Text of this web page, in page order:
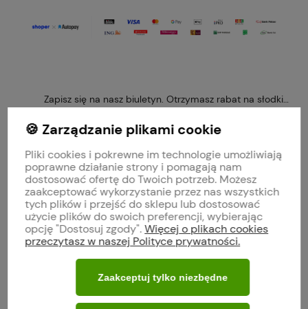
Zapisz się na nasz biuletyn. Otrzymasz rabat na słodkie
polityce prywatności
Obserwuj nas na
MOJE KONTO
🍪 Zarządzanie plikami cookie
Pliki cookies i pokrewne im technologie umożliwiają
poprawne działanie strony i pomagają nam
dostosować ofertę do Twoich potrzeb. Możesz
zaakceptować wykorzystanie przez nas wszystkich
tych plików i przejść do sklepu lub dostosować
użycie plików do swoich preferencji, wybierając
opcję "Dostosuj zgody". Więcej o plikach cookies
przeczytasz w naszej Polityce prywatności.
Zaakceptuj tylko niezbędne